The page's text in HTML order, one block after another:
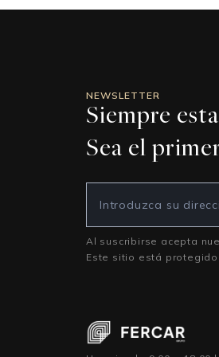
NEWSLETTER
Siempre
Sea el
Al suscribirse acepta
Este sitio está protegido